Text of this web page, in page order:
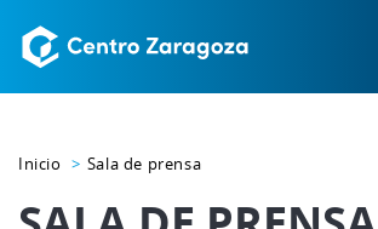
Inicio Sala de prensa